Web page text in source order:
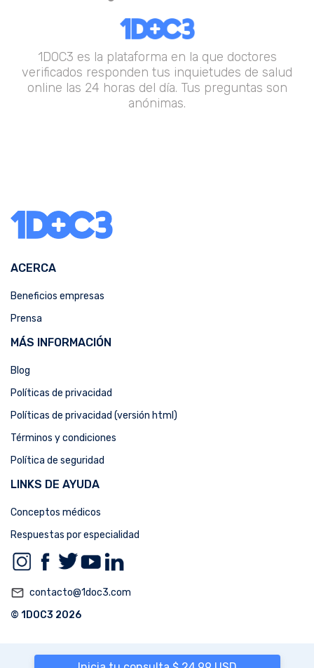
1DOC3 es la plataforma en la que doctores
verificados responden tus inquietudes de salud
online las 24 horas del día. Tus preguntas son
anónimas.
ACERCA
Beneficios empresas
Prensa
MÁS INFORMACIÓN
Blog
Políticas de privacidad
Políticas de privacidad (versión html)
Términos y condiciones
Política de seguridad
LINKS DE AYUDA
Conceptos médicos
Respuestas por especialidad
mail_outline contacto@1doc3.com
© 1DOC3 2026